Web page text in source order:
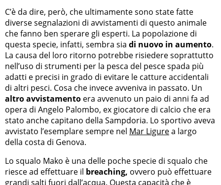
C’è da dire, però, che ultimamente sono state fatte
diverse segnalazioni di avvistamenti di questo animale
che fanno ben sperare gli esperti. La popolazione di
questa specie, infatti, sembra sia di nuovo in aumento.
La causa del loro ritorno potrebbe risiedere soprattutto
nell’uso di strumenti per la pesca del pesce spada più
adatti e precisi in grado di evitare le catture accidentali
di altri pesci. Cosa che invece avveniva in passato. Un
altro avvistamento era avvenuto un paio di anni fa ad
opera di Angelo Palombo, ex giocatore di calcio che era
stato anche capitano della Sampdoria. Lo sportivo aveva
avvistato l’esemplare sempre nel Mar Ligurea largo
della costa di Genova.
Lo squalo Mako è una delle poche specie di squalo che
riesce ad effettuare il breaching, ovvero può effettuare
grandi salti fuori dall’acqua. Questa capacità che è